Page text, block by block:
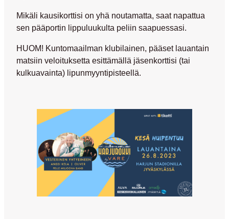
Mikäli kausikorttisi on yhä noutamatta, saat napattua
sen pääportin lippuluukulta peliin saapuessasi.
HUOM! Kuntomaailman klubilainen, pääset lauantain
matsiin veloituksetta esittämällä jäsenkorttisi (tai
kulkuavainta) lipunmyyntipisteellä.